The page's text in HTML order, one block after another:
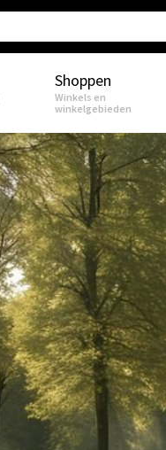
Shoppen
Winkels en
winkelgebieden